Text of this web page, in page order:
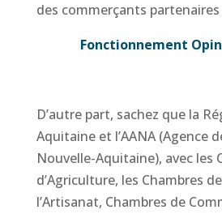
des commerçants partenaires
Fonctionnement
D’autre part, sachez que la
Aquitaine et l’AANA (Agence
Nouvelle-Aquitaine), avec les
d’Agriculture, les Chambres
l’Artisanat, Chambres de